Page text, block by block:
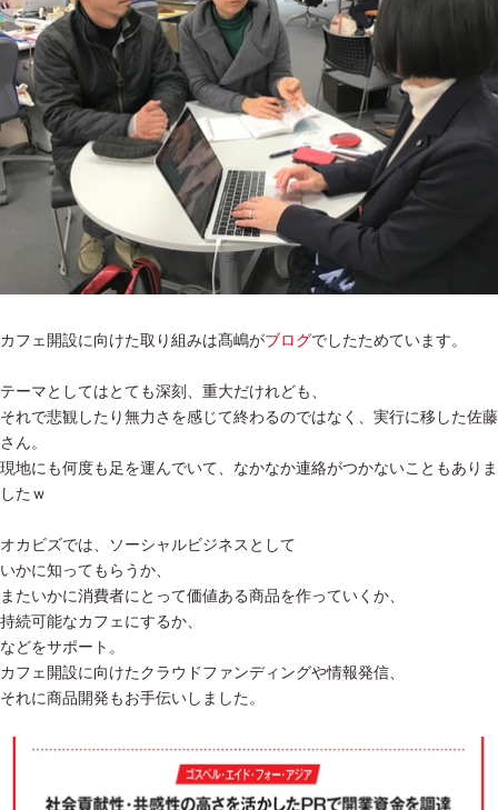
カフェ開設に向けた取り組みは髙嶋がブログでしたためています。
テーマとしてはとても深刻、重大だけれども、
それで悲観したり無力さを感じて終わるのではなく、実行に移した佐藤
さん。
現地にも何度も足を運んでいて、なかなか連絡がつかないこともありま
したｗ
オカビズでは、ソーシャルビジネスとして
いかに知ってもらうか、
またいかに消費者にとって価値ある商品を作っていくか、
持続可能なカフェにするか、
などをサポート。
カフェ開設に向けたクラウドファンディングや情報発信、
それに商品開発もお手伝いしました。